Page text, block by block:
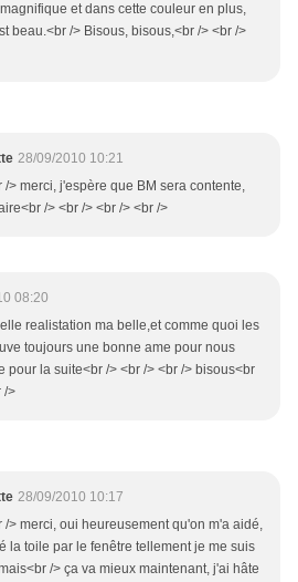
et dans cette couleur en plus,
beau.<br /> Bisous, bisous,<br /> <br />
28/09/2010 10:21
/> merci, j'espère que BM sera contente,
/> <br /> <br /> <br />
08:20
realistation ma belle,et comme quoi les
toujours une bonne ame pour nous
pour la suite<br /> <br /> <br /> bisous<br
/>
28/09/2010 10:17
/> merci, oui heureusement qu'on m'a aidé,
la toile par le fenêtre tellement je me suis
/> ça va mieux maintenant, j'ai hâte